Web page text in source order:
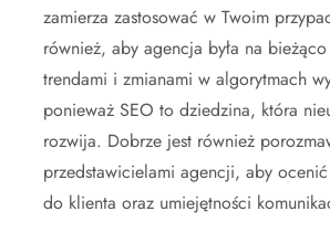
zamierza zastosować w Twoim
również, aby agencja była na
trendami i zmianami w algorytmach
ponieważ SEO to dziedzina, która
rozwija. Dobrze jest również
przedstawicielami agencji, aby
do klienta oraz umiejętności